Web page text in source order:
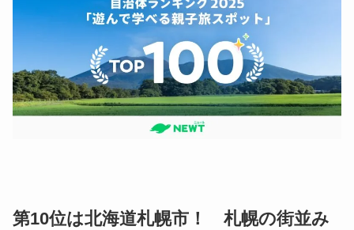
第10位は北海道札幌市！ 札幌の街並み